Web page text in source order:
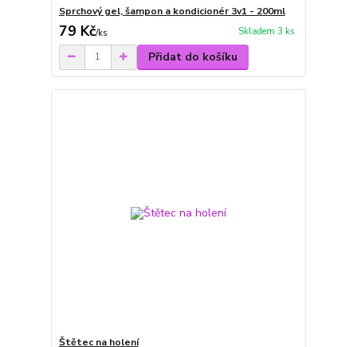
Sprchový gel, šampon a kondicionér 3v1 - 200ml
79 Kč/ks Skladem 3 ks
Přidat do košíku
Štětec na holení